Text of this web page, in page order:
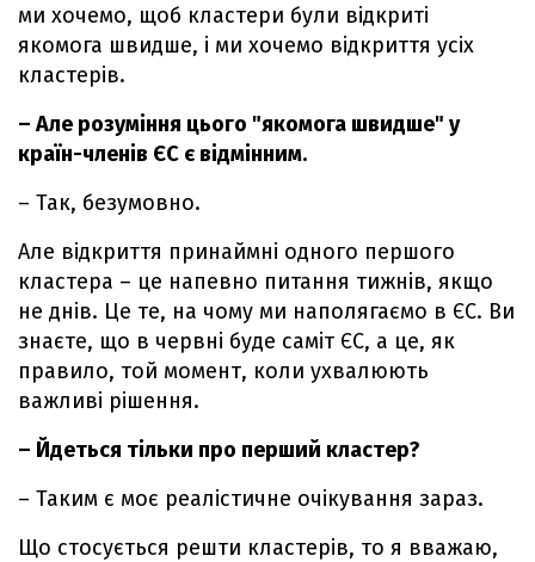
ми хочемо, щоб кластери були відкриті
якомога швидше, і ми хочемо відкриття усіх
кластерів.
– Але розуміння цього "якомога швидше" у
країн-членів ЄС є відмінним.
– Так, безумовно.
Але відкриття принаймні одного першого
кластера – це напевно питання тижнів, якщо
не днів. Це те, на чому ми наполягаємо в ЄС. Ви
знаєте, що в червні буде саміт ЄС, а це, як
правило, той момент, коли ухвалюють
важливі рішення.
– Йдеться тільки про перший кластер?
– Таким є моє реалістичне очікування зараз.
Що стосується решти кластерів, то я вважаю,